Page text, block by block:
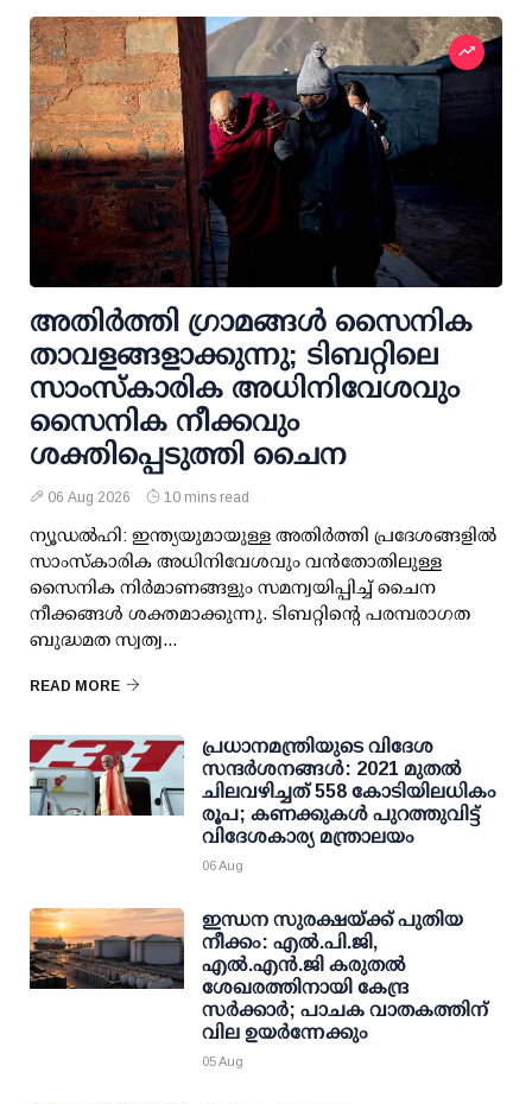
അതിര്‍ത്തി ഗ്രാമങ്ങള്‍ സൈനിക
താവളങ്ങളാക്കുന്നു; ടിബറ്റിലെ
സാംസ്‌കാരിക അധിനിവേശവും
സൈനിക നീക്കവും
ശക്തിപ്പെടുത്തി ചൈന
06 Aug 2026 10 mins read
ന്യൂഡല്‍ഹി: ഇന്ത്യയുമായുള്ള അതിര്‍ത്തി പ്രദേശങ്ങളില്‍
സാംസ്‌കാരിക അധിനിവേശവും വന്‍തോതിലുള്ള
സൈനിക നിര്‍മാണങ്ങളും സമന്വയിപ്പിച്ച് ചൈന
നീക്കങ്ങള്‍ ശക്തമാക്കുന്നു. ടിബറ്റിന്റെ പരമ്പരാഗത
ബുദ്ധമത സ്വത്വ...
READ MORE
പ്രധാനമന്ത്രിയുടെ വിദേശ
സന്ദർശനങ്ങൾ: 2021 മുതൽ
ചിലവഴിച്ചത് 558 കോടിയിലധികം
രൂപ; കണക്കുകൾ പുറത്തുവിട്ട്
വിദേശകാര്യ മന്ത്രാലയം
06 Aug
ഇന്ധന സുരക്ഷയ്ക്ക് പുതിയ
നീക്കം: എല്‍.പി.ജി,
എല്‍.എന്‍.ജി കരുതല്‍
ശേഖരത്തിനായി കേന്ദ്ര
സര്‍ക്കാര്‍; പാചക വാതകത്തിന്
വില ഉയര്‍ന്നേക്കും
05 Aug